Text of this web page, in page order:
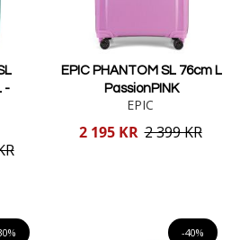
-
EPIC PHANTOM SL 76cm L
PassionPINK
EPIC
Reducerat
2 195 KR 2 399 KR
-40%